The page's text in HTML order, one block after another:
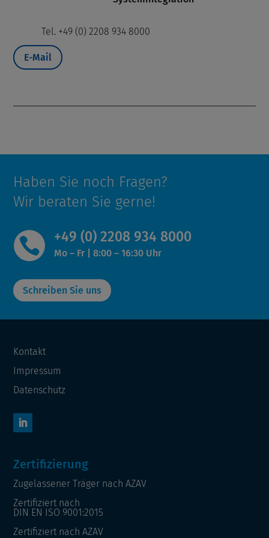
Tel. +49 (0) 2208 934 8000
E-Mail
Haben Sie noch Fragen?
Wir beraten Sie gerne!
 +49 (0) 2208 934 8000
Mo – Fr | 8:00 – 16:30 Uhr
Schreiben Sie uns
Kontakt
Impressum
Datenschutz
Zertifizierung
Zugelassener Träger nach AZAV
Zertifiziert nach
DIN EN ISO 9001:2015
Zertifiziert nach AZAV